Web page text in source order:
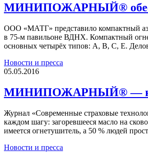
МИНИПОЖАРНЫЙ®
ООО «МАТГ» представило компактный
в 75-м павильоне ВДНХ. Компактный
основных четырёх типов: А, В, С, Е.
Новости и пресса
05.05.2016
МИНИПОЖАРНЫЙ® —
Журнал «Современные страховые
каждом шагу: загоревшееся масло на
имеется огнетушитель, а 50 % людей
Новости и пресса